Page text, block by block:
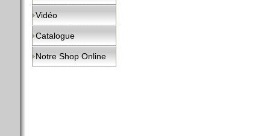
Vidéo
Catalogue
Notre Shop Online